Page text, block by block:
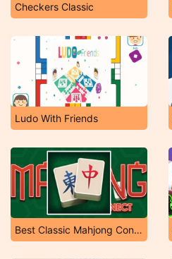
Checkers Classic
Ludo With Friends
Best Classic Mahjong Connect